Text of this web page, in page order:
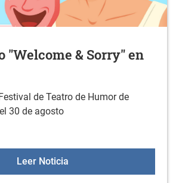
"Welcome & Sorry" en
de Teatro de Humor de
30 de agosto
Leer NoticiaEspectáculo "Welcome